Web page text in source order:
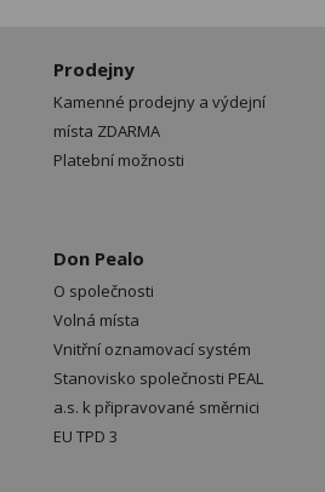
Prodejny
Kamenné prodejny a výdejní
místa ZDARMA
Platební možnosti
Don Pealo
O společnosti
Volná místa
Vnitřní oznamovací systém
Stanovisko společnosti PEAL
a.s. k připravované směrnici
EU TPD 3